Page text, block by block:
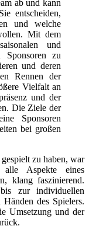
ab und kann
entscheiden,
und welche
Mit dem
und
Sponsoren zu
und deren
Rennen der
Vielfalt an
und der
Die Ziele der
Sponsoren
bei großen
zu haben, war
Aspekte eines
klang faszinierend.
zur individuellen
des Spielers.
Umsetzung und der